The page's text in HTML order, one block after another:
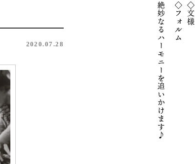
2020.07.28
◇文様
◇フォルム
絶妙なるハーモニーを追いかけます♪